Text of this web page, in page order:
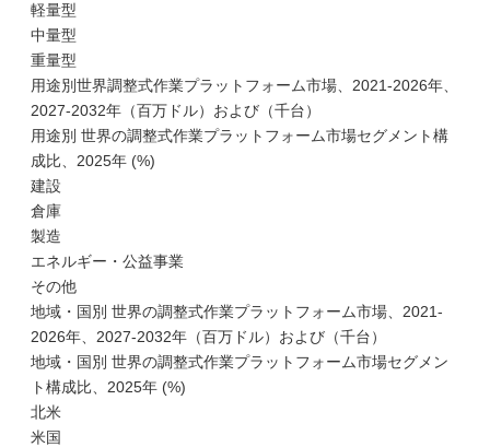
軽量型
中量型
重量型
用途別世界調整式作業プラットフォーム市場、2021-2026年、
2027-2032年（百万ドル）および（千台）
用途別 世界の調整式作業プラットフォーム市場セグメント構
成比、2025年 (%)
建設
倉庫
製造
エネルギー・公益事業
その他
地域・国別 世界の調整式作業プラットフォーム市場、2021-
2026年、2027-2032年（百万ドル）および（千台）
地域・国別 世界の調整式作業プラットフォーム市場セグメン
ト構成比、2025年 (%)
北米
米国